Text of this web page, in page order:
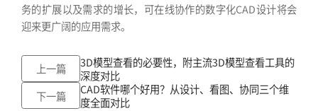
务的扩展以及需求的增长，可在线协作的数字化CAD设计将会
迎来更广阔的应用需求。
上一篇
3D模型查看的必要性，附主流3D模型查看工具的
深度对比
下一篇
CAD软件哪个好用？从设计、看图、协同三个维
度全面对比